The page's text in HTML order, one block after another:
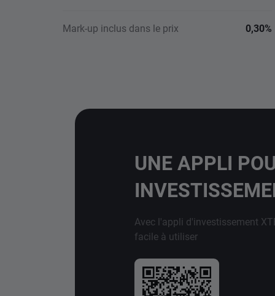
Mark-up inclus dans le prix 0,30%
UNE APPLI
Avec l'appli d'investissement
facile à utiliser